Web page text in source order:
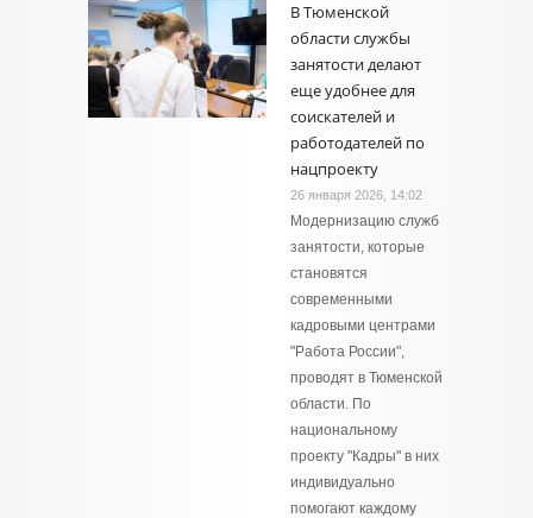
В Тюменской
области службы
занятости делают
еще удобнее для
соискателей и
работодателей по
нацпроекту
26 января 2026, 14:02
Модернизацию служб
занятости, которые
становятся
современными
кадровыми центрами
"Работа России",
проводят в Тюменской
области. По
национальному
проекту "Кадры" в них
индивидуально
помогают каждому